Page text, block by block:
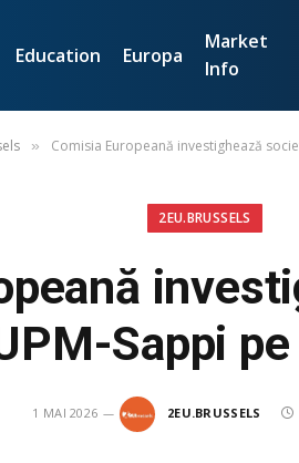
Education Europa
Market
Info
» Comisia Europeană investighează
2EU.BRUSSELS
Sappi
1 MAI 2026 2EU.BRUSSELS